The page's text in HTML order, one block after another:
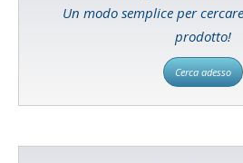
Un modo semplice per
prodotto!
Cerca adesso